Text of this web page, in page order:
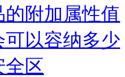
附加属性值
可以容纳多少
全区